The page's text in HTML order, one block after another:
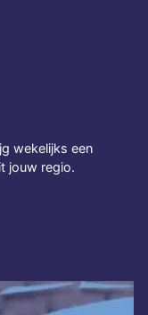
wekelijks een
jouw regio.